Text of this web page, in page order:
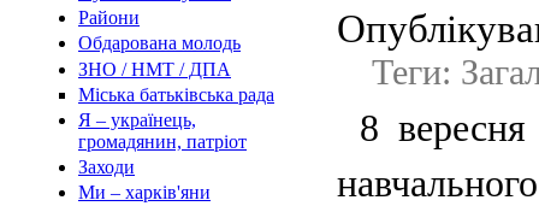
Райони
Обдарована молодь
ЗНО / НМТ / ДПА
Міська батьківська рада
Я – українець,
громадянин, патріот
Заходи
Ми – харків'яни
Теги:
8